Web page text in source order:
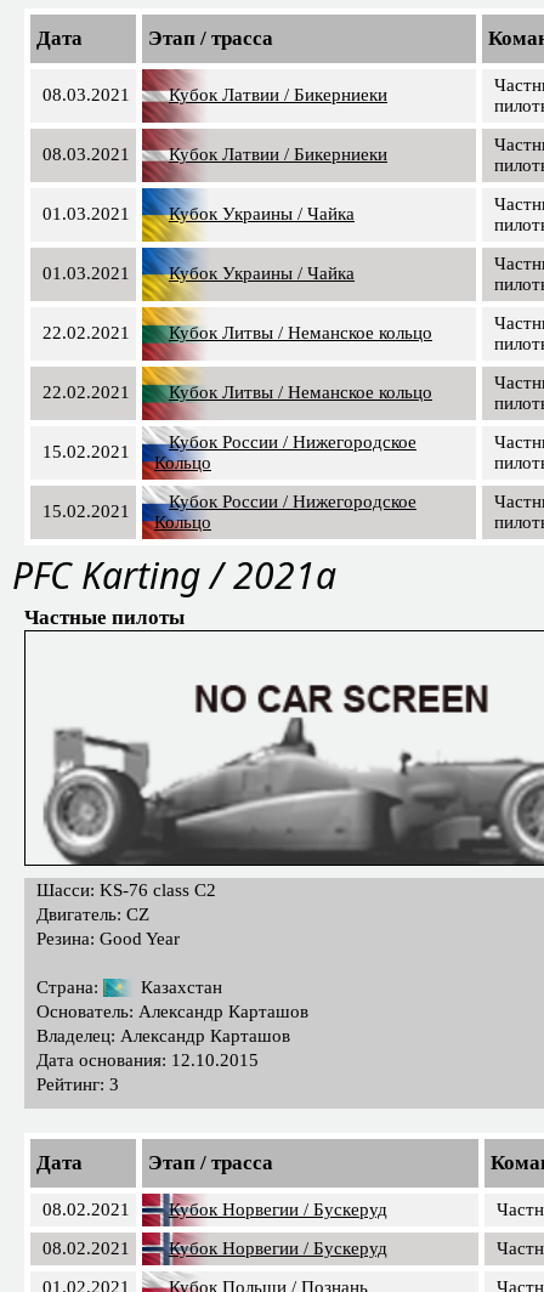
Дата Этап / трасса
08.03.2021 Кубок Латвии / Бикерниеки
08.03.2021 Кубок Латвии / Бикерниеки
01.03.2021 Кубок Украины / Чайка
01.03.2021 Кубок Украины / Чайка
22.02.2021 Кубок Литвы / Неманское кольцо
22.02.2021 Кубок Литвы / Неманское кольцо
15.02.2021
Кубок России / Нижегородское
Кольцо
15.02.2021
Кубок России / Нижегородское
Кольцо
PFС Karting / 2021a
Частные пилоты
Шасси: KS-76 class C2
Двигатель: CZ
Резина: Good Year
Страна:
Казахстан
Основатель: Александр Карташов
Владелец: Александр Карташов
Дата основания: 12.10.2015
Рейтинг: 3
Дата Этап / трасса
08.02.2021 Кубок Норвегии / Бускеруд
08.02.2021
Кубок Норвегии / Бускеруд
01.02.2021
Кубок Польши / Познань